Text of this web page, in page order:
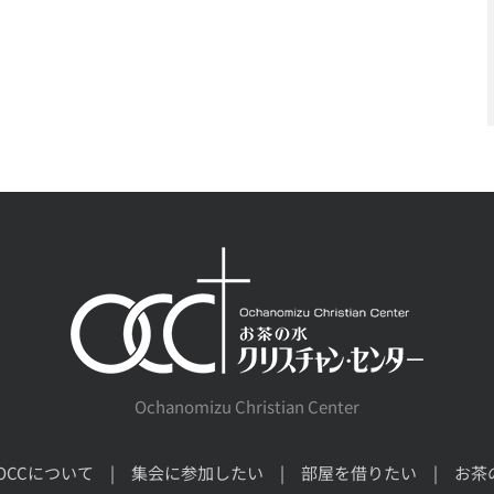
Ochanomizu Christian Center
について 集会に参加したい 部屋を借りたい お茶